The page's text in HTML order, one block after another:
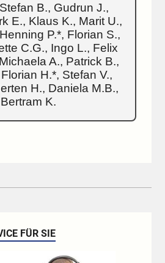
B., Gudrun J.,
E., Klaus K., Marit U.,
P.*, Florian S.,
C.G., Ingo L., Felix
A., Patrick B.,
H.*, Stefan V.,
H., Daniela M.B.,
Bertram K.
FÜR SIE